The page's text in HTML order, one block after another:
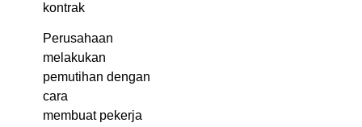
kontrak
Perusahaan
melakukan
pemutihan dengan
cara
membuat pekerja